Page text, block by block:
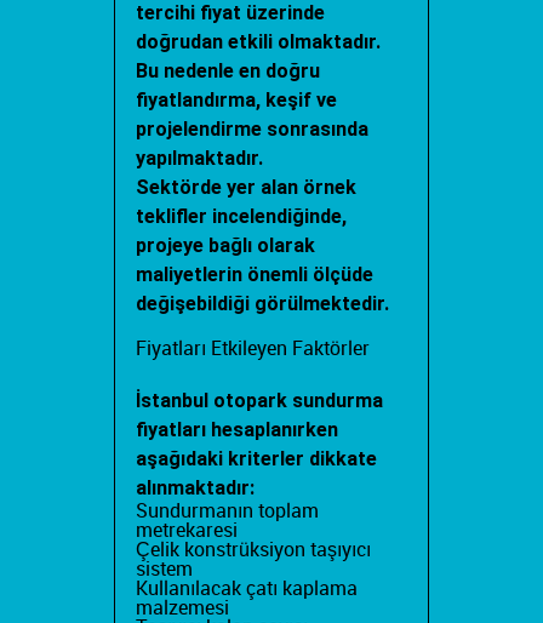
tercihi fiyat üzerinde
doğrudan etkili olmaktadır.
Bu nedenle en doğru
fiyatlandırma, keşif ve
projelendirme sonrasında
yapılmaktadır.
Sektörde yer alan örnek
teklifler incelendiğinde,
projeye bağlı olarak
maliyetlerin önemli ölçüde
değişebildiği görülmektedir.
Fiyatları Etkileyen Faktörler
İstanbul otopark sundurma
fiyatları hesaplanırken
aşağıdaki kriterler dikkate
alınmaktadır:
Sundurmanın toplam
metrekaresi
Çelik konstrüksiyon taşıyıcı
sistem
Kullanılacak çatı kaplama
malzemesi